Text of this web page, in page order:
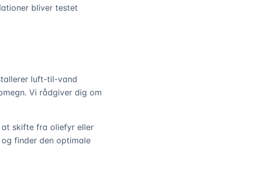
bliver testet
luft-til-vand
Vi rådgiver dig om
at skifte fra oliefyr eller
finder den optimale